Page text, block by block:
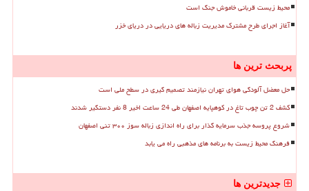
محیط زیست قربانی خاموش جنگ است
آغاز اجرای طرح مشترک مدیریت زباله های دریایی در دریای خزر
پربحث ترین ها
حل معضل آلودگی هوای تهران نیازمند تصمیم گیری در سطح ملی است
کشف 2 تن چوب تاغ در کوهپایه اصفهان طی 24 ساعت اخیر 8 نفر دستگیر شدند
شروع پروسه جذب سرمایه گذار برای راه اندازی زباله سوز ۳۰۰ تنی اصفهان
فرهنگ محیط زیست به برنامه های مذهبی راه می یابد
جدیدترین ها